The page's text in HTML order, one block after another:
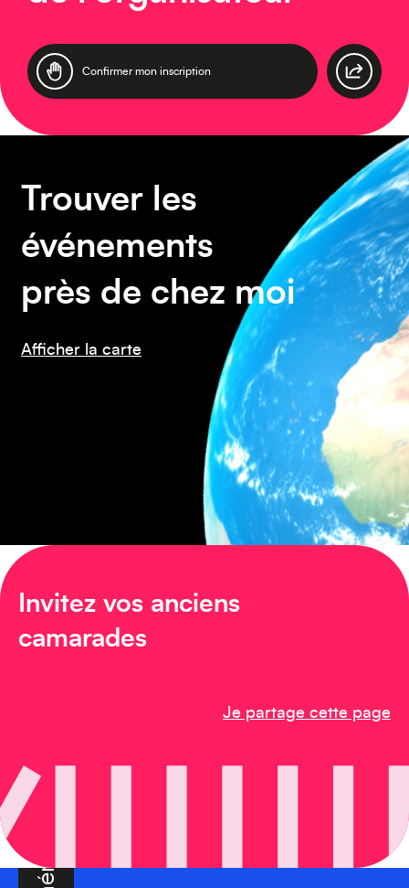
Confirmer mon inscription
Trouver les
événements
près de chez moi
Afficher la carte
Invitez vos anciens
camarades
Je partage cette page
Amérique du Nord
Amérique du Sud
Asie
Caraïbes
Europe